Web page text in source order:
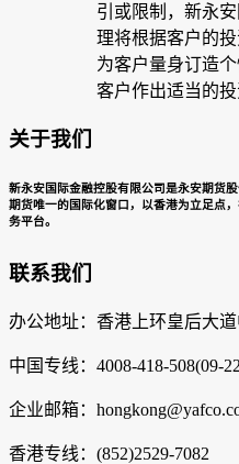
引或限制，新永
理将根据客户的
为客户量身订造
客户作出适当的投
关于我们
新永安国际金融控股有限公司是永安期货
期货唯一的国际化窗口，以香港为立足点
务平台。
联系我们
办公地址：香港上环皇后大
中国专线：4008-418-508(09-
企业邮箱：
香港专线：(852)2529-7082